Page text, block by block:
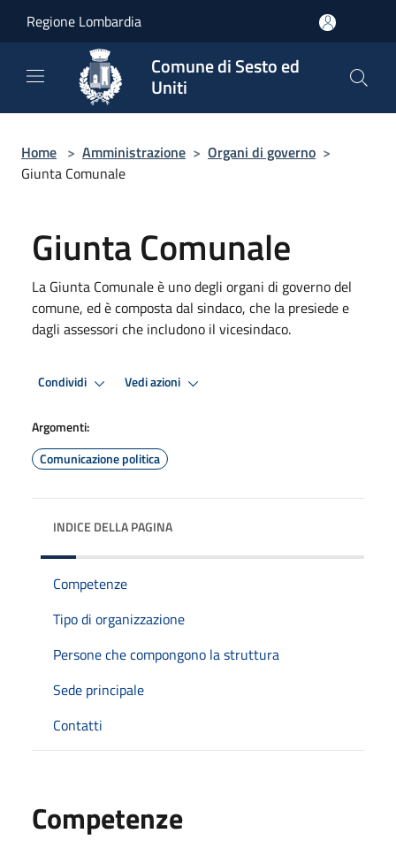
Regione Lombardia
Comune di Sesto ed
Uniti
Home > Amministrazione > Organi di governo >
Giunta Comunale
Giunta Comunale
La Giunta Comunale è uno degli organi di governo del
comune, ed è composta dal sindaco, che la presiede e
dagli assessori che includono il vicesindaco.
Condividi Vedi azioni
Argomenti:
Comunicazione politica
INDICE DELLA PAGINA
Competenze
Tipo di organizzazione
Persone che compongono la struttura
Sede principale
Contatti
Competenze